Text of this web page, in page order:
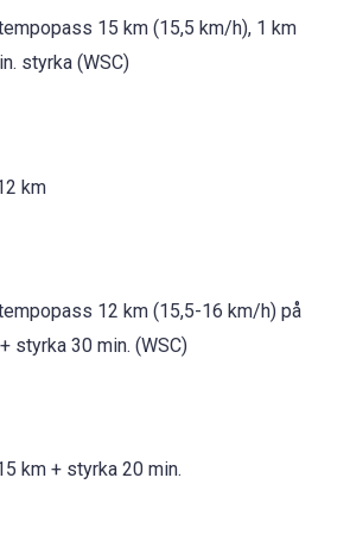
15 km (15,5 km/h), 1 km
styrka (WSC)
km
12 km (15,5-16 km/h) på
styrka 30 min. (WSC)
km + styrka 20 min.